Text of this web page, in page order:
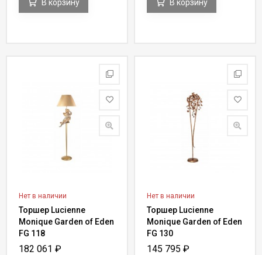
В корзину В корзину
Нет в наличии
Торшер Lucienne
Monique Garden of Eden
FG 118
182 061 ₽
Нет в наличии
Торшер Lucienne
Monique Garden of Eden
FG 130
145 795 ₽